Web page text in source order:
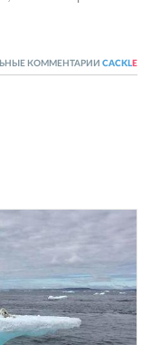
КОММЕНТАРИИ CACKL E